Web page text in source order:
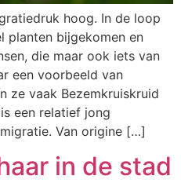
hoog. In de loop
planten bijgekomen en
die maar ook iets van
een voorbeeld van
ze vaak Bezemkruiskruid
een relatief jong
Van origine […]
in de stad